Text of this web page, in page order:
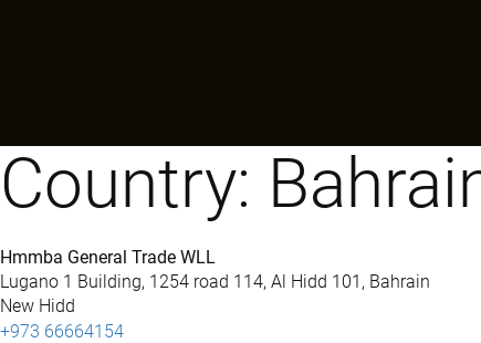
Country:
Hmmba General Trade WLL
Lugano 1 Building, 1254 road 114, Al Hidd 101, Bahrain
New Hidd
+973 66664154